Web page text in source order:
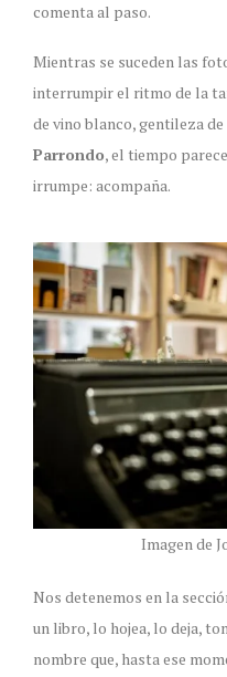
comenta al paso.
Mientras se suceden las
interrumpir el ritmo de la
de vino blanco, gentileza de
Parrondo, el tiempo
irrumpe: acompaña.
Imagen de
Nos detenemos en la
un libro, lo hojea, lo deja,
nombre que, hasta ese